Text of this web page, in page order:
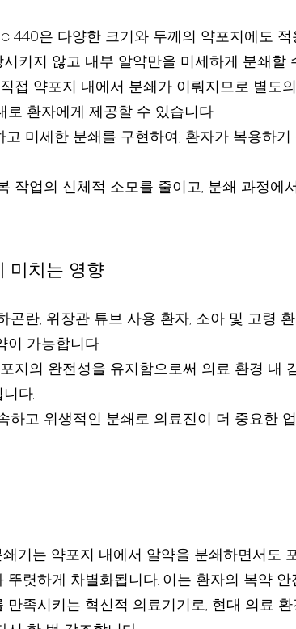
440은 다양한 크기와 두께의 약포지에도
키지 않고 내부 알약만을 미세하게 분쇄할
접 약포지 내에서 분쇄가 이뤄지므로 별도
로 환자에게 제공할 수 있습니다.
고 미세한 분쇄를 구현하여, 환자가 복용하
작업의 신체적 소모를 줄이고, 분쇄 과정에
미치는 영향
곤란, 위장관 튜브 사용 환자, 소아 및 고령
이 가능합니다.
지의 완전성을 유지함으로써 의료 환경 내
다.
하고 위생적인 분쇄로 의료진이 더 중요한
기는 약포지 내에서 알약을 분쇄하면서도
뚜렷하게 차별화됩니다. 이는 환자의 복약
만족시키는 혁신적 의료기기로, 현대 의료